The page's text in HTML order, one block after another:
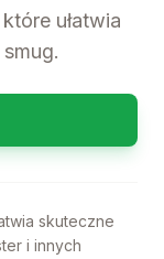
ułatwia
skuteczne
i innych